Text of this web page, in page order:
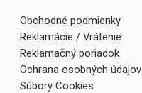
Obchodné podmienky
Reklamácie / Vrátenie
Reklamačný poriadok
Ochrana osobných údajov
Súbory Cookies